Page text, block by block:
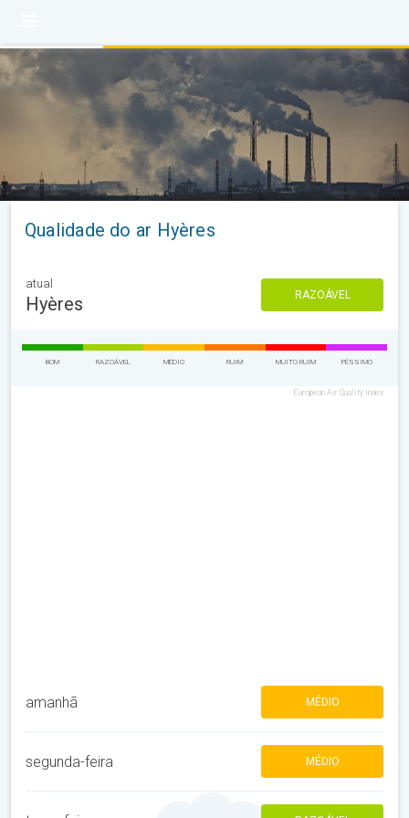
Qualidade do ar Hyères
atual
Hyères RAZOÁVEL
BOM RAZOÁVEL MÉDIO RUIM MUITO RUIM PÉSSIMO
European Air Quality Index
amanhã MÉDIO
segunda-feira MÉDIO